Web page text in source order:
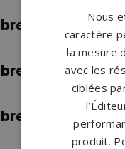
Écommoy→
La Flèche →
Le Grand-
Nous
caractère
la mesure
avec les
ciblées
produit.